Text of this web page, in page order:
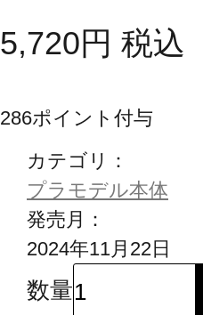
5,720円 税込
286ポイント付与
カテゴリ：
プラモデル本体
発売月：
2024年11月22日
数量